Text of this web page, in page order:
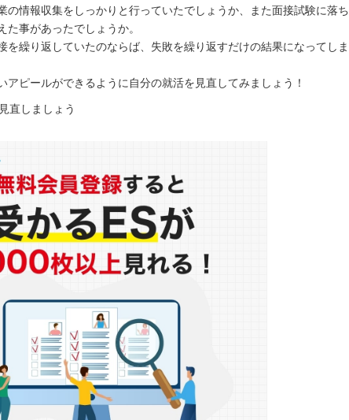
の情報収集をしっかりと行っていたでしょうか、また面接試験に落ち
事があったでしょうか。
を繰り返していたのならば、失敗を繰り返すだけの結果になってしま
アピールができるように自分の就活を見直してみましょう！